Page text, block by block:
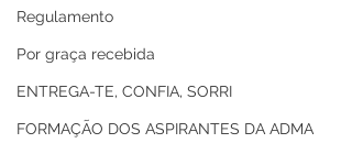
Regulamento
Por graça recebida
ENTREGA-TE, CONFIA, SORRI
FORMAÇÃO DOS ASPIRANTES DA ADMA